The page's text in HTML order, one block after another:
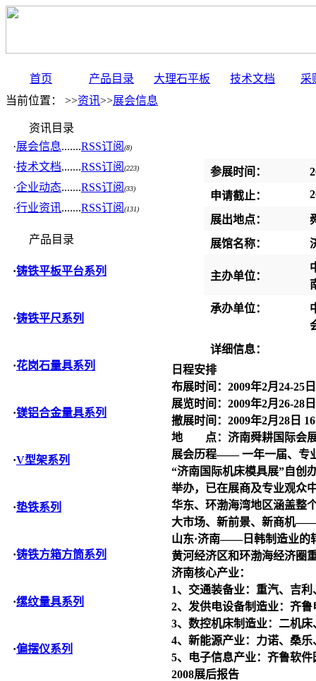
首页 产品目录 大理石平板 技术文档
采
当前位置： >>资讯>>展会信息
资讯目录
·展会信息.......RSS订阅 (8)
·技术文档.......RSS订阅 (223)
·企业动态.......RSS订阅 (33)
·行业资讯.......RSS订阅 (131)
产品目录
·铸铁平板平台系列
·铸铁平尺系列
·花岗石量具系列
·镁铝合金量具系列
·V型架系列
·垫铁系列
·铸铁方箱方筒系列
·缧纹量具系列
·偏摆仪系列
参展时间：
申请截止：
展出地点：
展馆名称：
主办单位：
承办单位：
详细信息：
日程安排
布展时间：2009年2月24-25日
展览时间：2009年2月26-28
撤展时间：2009年2月28日
地 点：济南舜耕国际会展
展会历程—— 一年一届、专
“济南国际机床模具展”自创
举办，已在展商及专业观众
华东、环渤海湾地区涵盖整
大市场、新前景、新商机
山东·济南——日韩制造业的
黄河经济区和环渤海经济圈
济南核心产业：
1、交通装备业：重汽、吉
2、发供电设备制造业：齐鲁
3、数控机床制造业：二机
4、新能源产业：力诺、桑
5、电子信息产业：齐鲁软
2008展后报告